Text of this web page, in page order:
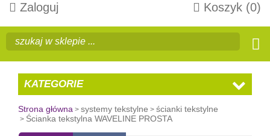
Zaloguj Koszyk (0)
KATEGORIE
Strona główna systemy tekstylne
ścianki tekstylne
Ścianka tekstylna WAVELINE PROSTA